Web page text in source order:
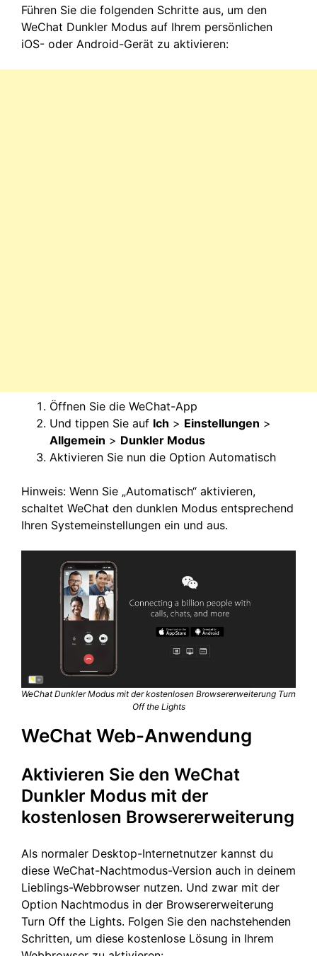
Führen Sie die folgenden Schritte aus, um den
WeChat Dunkler Modus auf Ihrem persönlichen
iOS- oder Android-Gerät zu aktivieren:
Öffnen Sie die WeChat-App
Und tippen Sie auf Ich > Einstellungen >
Allgemein > Dunkler Modus
Aktivieren Sie nun die Option Automatisch
Hinweis: Wenn Sie „Automatisch“ aktivieren,
schaltet WeChat den dunklen Modus entsprechend
Ihren Systemeinstellungen ein und aus.
WeChat Dunkler Modus mit der kostenlosen Browsererweiterung Turn
Off the Lights
WeChat Web-Anwendung
Aktivieren Sie den WeChat
Dunkler Modus mit der
kostenlosen Browsererweiterung
Als normaler Desktop-Internetnutzer kannst du
diese WeChat-Nachtmodus-Version auch in deinem
Lieblings-Webbrowser nutzen. Und zwar mit der
Option Nachtmodus in der Browsererweiterung
Turn Off the Lights. Folgen Sie den nachstehenden
Schritten, um diese kostenlose Lösung in Ihrem